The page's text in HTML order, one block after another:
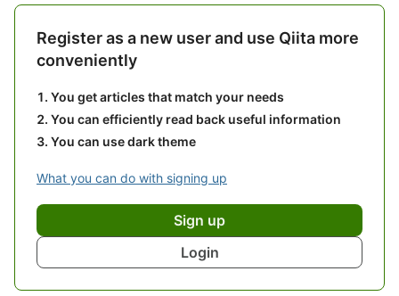
Register as a new user and use Qiita more
conveniently
You get articles that match your needs
You can efficiently read back useful information
You can use dark theme
What you can do with signing up
Sign up
Login